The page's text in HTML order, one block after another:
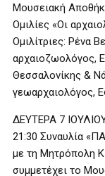
Μουσειακή
Ομιλίες «Οι
Ομιλίτριες: Ρένα
αρχαιοζωολόγος,
Θεσσαλονίκης &
γεωαρχαιολόγος,
ΔΕΥΤΕΡΑ 7
21:30 Συναυλία
με τη Μητρόπολη
συμμετέχει το